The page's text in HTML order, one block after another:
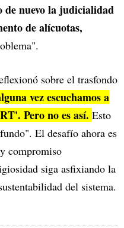
de nuevo la judicialidad
de alícuotas,
sobre el trasfondo
vez escuchamos a
Pero no es así. Esto
El desafío ahora es
compromiso
siga asfixiando la
del sistema.